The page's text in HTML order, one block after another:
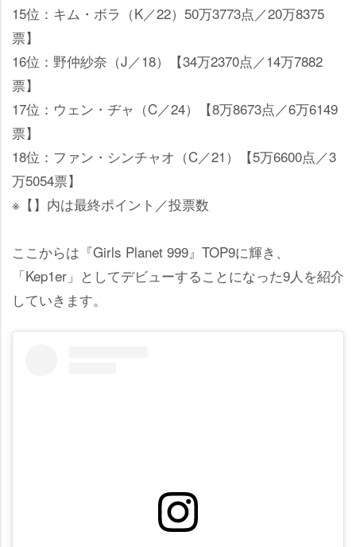
15位：キム・ボラ（K／22）50万3773点／20万8375
票】
16位：野仲紗奈（J／18）【34万2370点／14万7882
票】
17位：ウェン・ヂャ（C／24）【8万8673点／6万6149
票】
18位：ファン・シンチャオ（C／21）【5万6600点／3
万5054票】
※【】内は最終ポイント／投票数
ここからは『Girls Planet 999』TOP9に輝き、
「Kep1er」としてデビューすることになった9人を紹介
していきます。